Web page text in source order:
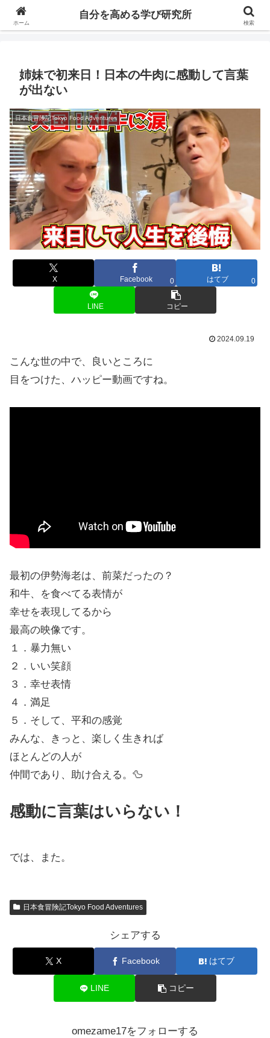
自分の価値を高めるための学びについて研究し、セミナーや情報（ブログ、動
姉妹で初来日！日本の牛肉に感動して言葉
が出ない
日本食冒険記Tokyo Food Adventures
X Facebook 0 はてブ 0
LINE コピー
2024.09.19
こんな世の中で、良いところに
目をつけた、ハッピー動画ですね。
最初の伊勢海老は、前菜だったの？
和牛、を食べてる表情が
幸せを表現してるから
最高の映像です。
１．暴力無い
２．いい笑顔
３．幸せ表情
４．満足
５．そして、平和の感覚
みんな、きっと、楽しく生きれば
ほとんどの人が
仲間であり、助け合える。🦆
感動に言葉はいらない！
では、また。
日本食冒険記Tokyo Food Adventures
シェアする
X Facebook はてブ
LINE コピー
omezame17をフォローする
ホーム
自分を高める学び研究所
検索